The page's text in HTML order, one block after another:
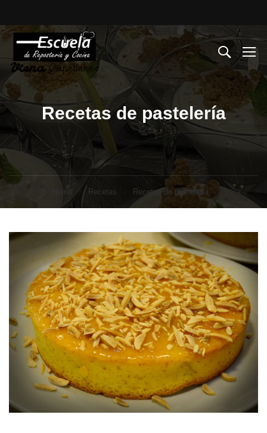
Recetas de pastelería
Home Recetas Recetas de pastelería